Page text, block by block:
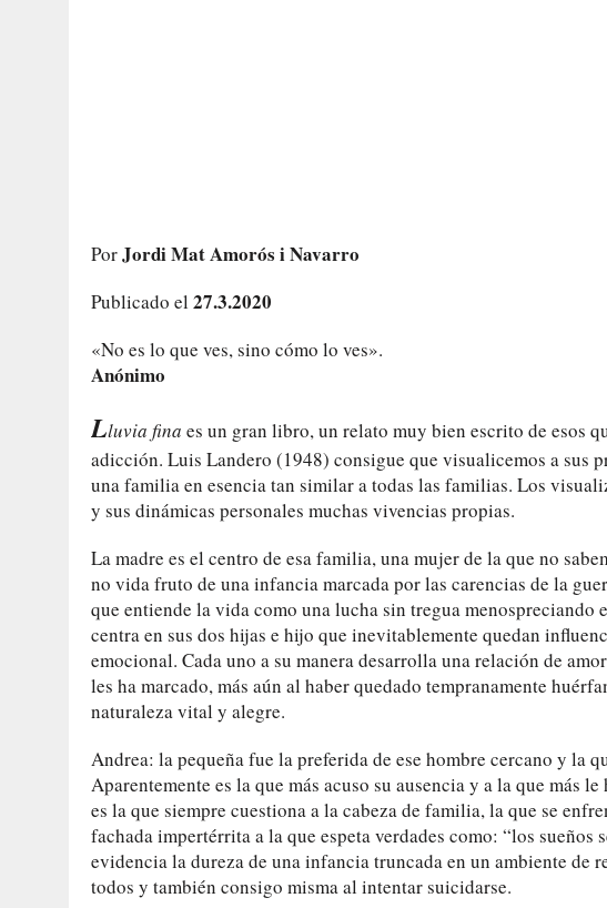
PorJordi Mat Amorós i Navarro
Publicado el 27.3.2020
«No es lo que ves, sino cómo lo ves».
Anónimo
Lluvia fina es un gran libro, un relato muy bien escrito de esos
adicción. Luis Landero (1948) consigue que visualicemos a sus
una familia en esencia tan similar a todas las familias. Los
y sus dinámicas personales muchas vivencias propias.
La madre es el centro de esa familia, una mujer de la que no
no vida fruto de una infancia marcada por las carencias de la
que entiende la vida como una lucha sin tregua menospreciando
centra en sus dos hijas e hijo que inevitablemente quedan
emocional. Cada uno a su manera desarrolla una relación de
les ha marcado, más aún al haber quedado tempranamente
naturaleza vital y alegre.
Andrea: la pequeña fue la preferida de ese hombre cercano y la
Aparentemente es la que más acuso su ausencia y a la que más
es la que siempre cuestiona a la cabeza de familia, la que se
fachada impertérrita a la que espeta verdades como: “los sueños
evidencia la dureza de una infancia truncada en un ambiente de
todos y también consigo misma al intentar suicidarse.